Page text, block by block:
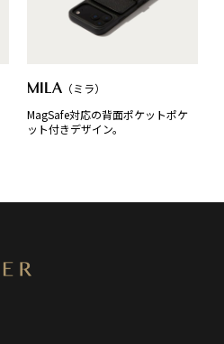
MILA （ミラ）
MagSafe対応の背面ポケットポケ
ット付きデザイン。